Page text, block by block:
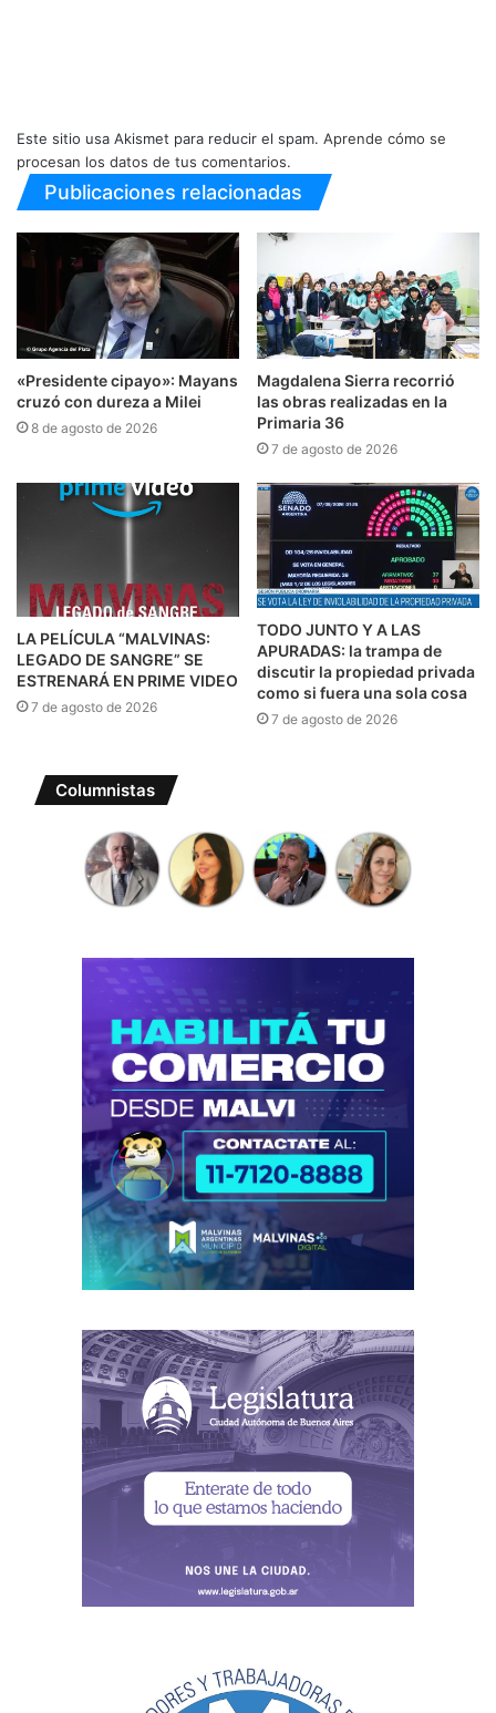
Este sitio usa Akismet para reducir el spam. Aprende cómo se
procesan los datos de tus comentarios.
Publicaciones relacionadas
«Presidente cipayo»: Mayans
cruzó con dureza a Milei
8 de agosto de 2026
Magdalena Sierra recorrió
las obras realizadas en la
Primaria 36
7 de agosto de 2026
LA PELÍCULA “MALVINAS:
LEGADO DE SANGRE” SE
ESTRENARÁ EN PRIME VIDEO
7 de agosto de 2026
TODO JUNTO Y A LAS
APURADAS: la trampa de
discutir la propiedad privada
como si fuera una sola cosa
7 de agosto de 2026
Columnistas